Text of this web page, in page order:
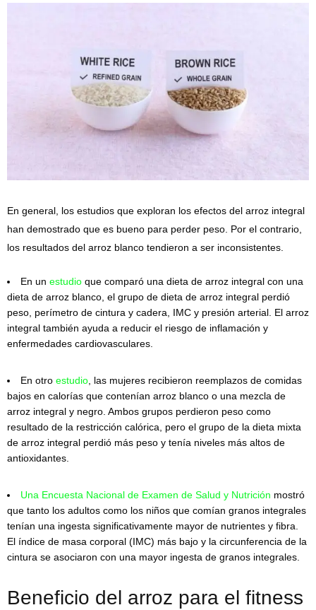
En general, los estudios que exploran los efectos del arroz integral
han demostrado que es bueno para perder peso. Por el contrario,
los resultados del arroz blanco tendieron a ser inconsistentes.
En un estudio que comparó una dieta de arroz integral con una
dieta de arroz blanco, el grupo de dieta de arroz integral perdió
peso, perímetro de cintura y cadera, IMC y presión arterial. El arroz
integral también ayuda a reducir el riesgo de inflamación y
enfermedades cardiovasculares.
En otro estudio, las mujeres recibieron reemplazos de comidas
bajos en calorías que contenían arroz blanco o una mezcla de
arroz integral y negro. Ambos grupos perdieron peso como
resultado de la restricción calórica, pero el grupo de la dieta mixta
de arroz integral perdió más peso y tenía niveles más altos de
antioxidantes.
Una Encuesta Nacional de Examen de Salud y Nutrición mostró
que tanto los adultos como los niños que comían granos integrales
tenían una ingesta significativamente mayor de nutrientes y fibra.
El índice de masa corporal (IMC) más bajo y la circunferencia de la
cintura se asociaron con una mayor ingesta de granos integrales.
Beneficio del arroz para el fitness